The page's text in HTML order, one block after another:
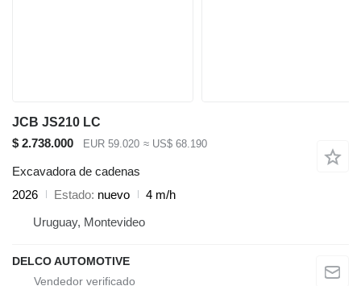
JCB JS210 LC
$ 2.738.000
EUR 59.020 ≈ US$ 68.190
Excavadora de cadenas
2026
Estado nuevo
4 m/h
Uruguay, Montevideo
DELCO AUTOMOTIVE